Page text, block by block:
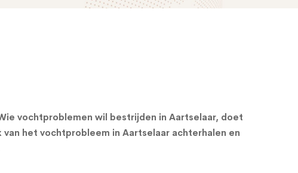
vochtproblemen wil bestrijden in Aartselaar, doet
het vochtprobleem in Aartselaar achterhalen en